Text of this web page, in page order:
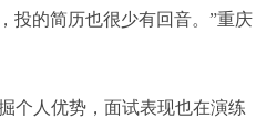
的简历也很少有回音。”重庆
人优势，面试表现也在演练